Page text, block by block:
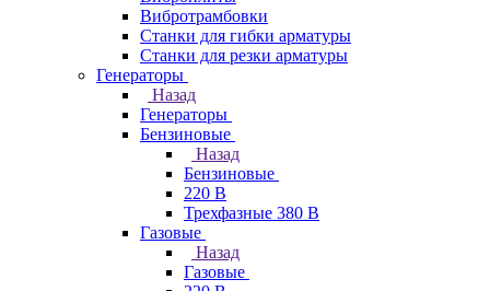
Вибротрамбовки
Станки для гибки арматуры
Станки для резки арматуры
Генераторы
Назад
Генераторы
Бензиновые
Назад
Бензиновые
220 В
Трехфазные 380 В
Газовые
Назад
Газовые